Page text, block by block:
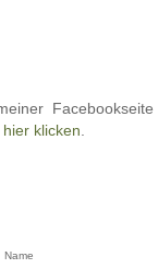
hier klicken.
Name